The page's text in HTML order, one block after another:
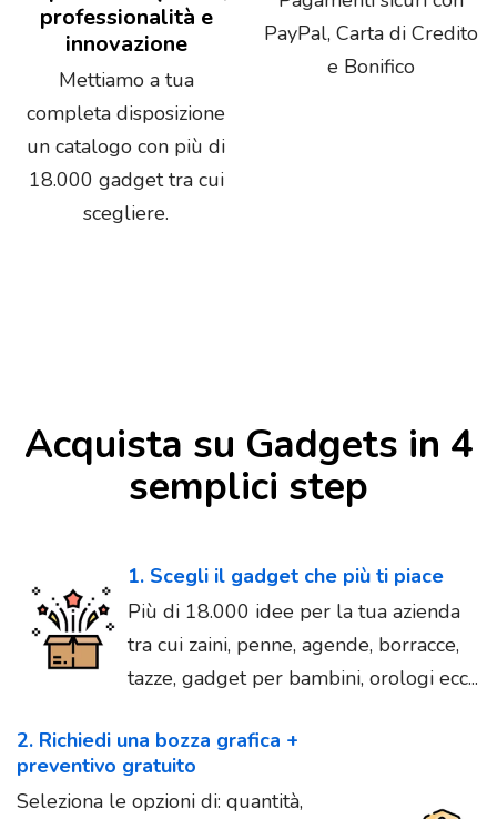
professionalità e
innovazione
Mettiamo a tua
completa disposizione
un catalogo con più di
18.000 gadget tra cui
scegliere.
PayPal, Carta di Credito
e Bonifico
Acquista su Gadgets in 4
semplici step
1. Scegli il gadget che più ti piace
Più di 18.000 idee per la tua azienda
tra cui zaini, penne, agende, borracce,
tazze, gadget per bambini, orologi ecc...
2. Richiedi una bozza grafica +
preventivo gratuito
Seleziona le opzioni di: quantità,